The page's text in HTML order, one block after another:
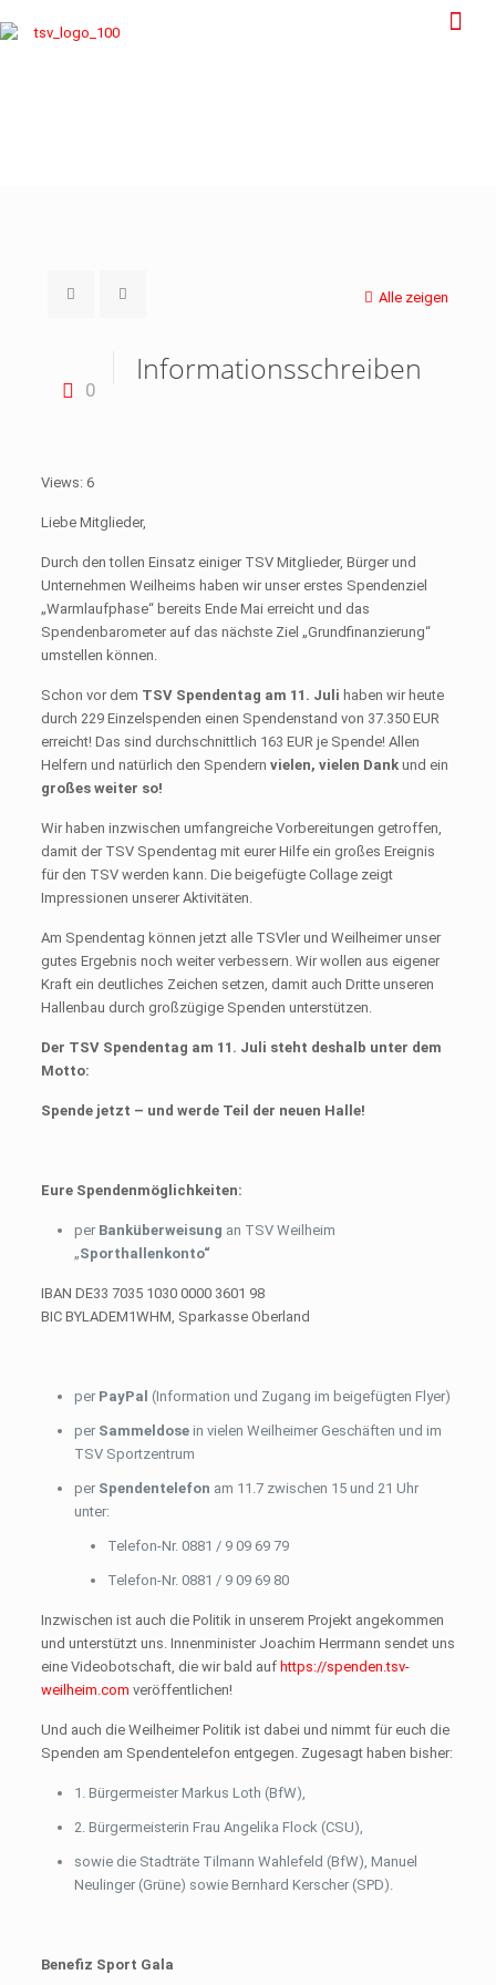
Alle zeigen
0
Informationsschreiben
Views: 6
Liebe Mitglieder,
Durch den tollen Einsatz einiger TSV Mitglieder, Bürger und
Unternehmen Weilheims haben wir unser erstes Spendenziel
„Warmlaufphase“ bereits Ende Mai erreicht und das
Spendenbarometer auf das nächste Ziel „Grundfinanzierung“
umstellen können.
Schon vor dem TSV Spendentag am 11. Juli haben wir heute
durch 229 Einzelspenden einen Spendenstand von 37.350 EUR
erreicht! Das sind durchschnittlich 163 EUR je Spende! Allen
Helfern und natürlich den Spendern vielen, vielen Dankund ein
großes weiter so!
Wir haben inzwischen umfangreiche Vorbereitungen getroffen,
damit der TSV Spendentag mit eurer Hilfe ein großes Ereignis
für den TSV werden kann. Die beigefügte Collage zeigt
Impressionen unserer Aktivitäten.
Am Spendentag können jetzt alle TSVler und Weilheimer unser
gutes Ergebnis noch weiter verbessern. Wir wollen aus eigener
Kraft ein deutliches Zeichen setzen, damit auch Dritte unseren
Hallenbau durch großzügige Spenden unterstützen.
Der TSV Spendentag am 11. Juli steht deshalb unter dem
Motto:
Spende jetzt – und werde Teil der neuen Halle!
Eure Spendenmöglichkeiten:
per Banküberweisung an TSV Weilheim
„Sporthallenkonto“
IBAN DE33 7035 1030 0000 3601 98
BIC BYLADEM1WHM, Sparkasse Oberland
per PayPal (Information und Zugang im beigefügten Flyer)
per Sammeldosein vielen Weilheimer Geschäften und im
TSV Sportzentrum
per Spendentelefon am 11.7 zwischen 15 und 21 Uhr
unter:
Telefon-Nr. 0881 / 9 09 69 79
Telefon-Nr. 0881 / 9 09 69 80
Inzwischen ist auch die Politik in unserem Projekt angekommen
und unterstützt uns. Innenminister Joachim Herrmann sendet uns
eine Videobotschaft, die wir bald auf https://spenden.tsv-
weilheim.com veröffentlichen!
Und auch die Weilheimer Politik ist dabei und nimmt für euch die
Spenden am Spendentelefon entgegen. Zugesagt haben bisher:
1. Bürgermeister Markus Loth (BfW),
2. Bürgermeisterin Frau Angelika Flock (CSU),
sowie die Stadträte Tilmann Wahlefeld (BfW), Manuel
Neulinger (Grüne) sowie Bernhard Kerscher (SPD).
Benefiz Sport Gala